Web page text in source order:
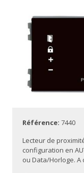
Référence: 7440
Lecteur de
configuration en
ou Data/Horloge.